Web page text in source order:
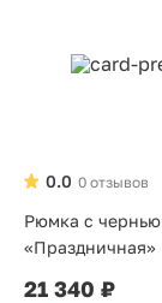
0 отзывов
0.0
Рюмка с чернью
«Праздничная»
21 340 ₽